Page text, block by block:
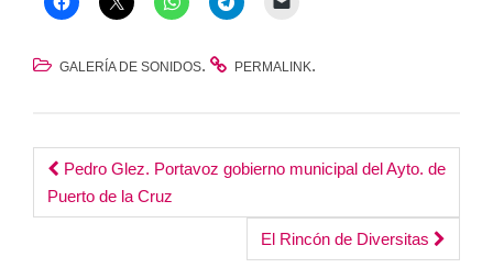
GALERÍA DE SONIDOS. PERMALINK.
Post
navigation
Pedro Glez. Portavoz gobierno municipal del Ayto. de
Puerto de la Cruz
El Rincón de Diversitas